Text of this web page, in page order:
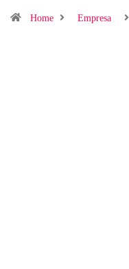
Home Empresa